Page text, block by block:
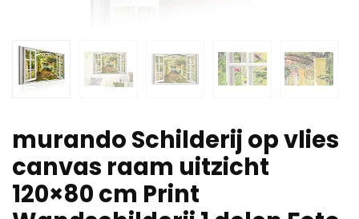
murando Schilderij op vlies
canvas raam uitzicht
120×80 cm Print